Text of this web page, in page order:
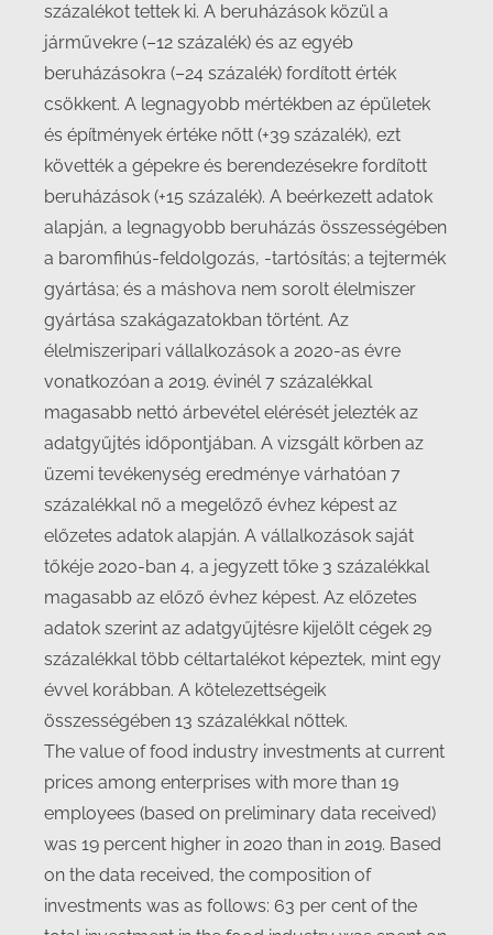
százalékot tettek ki. A beruházások közül a
járművekre (–12 százalék) és az egyéb
beruházásokra (–24 százalék) fordított érték
csökkent. A legnagyobb mértékben az épületek
és építmények értéke nőtt (+39 százalék), ezt
követték a gépekre és berendezésekre fordított
beruházások (+15 százalék). A beérkezett adatok
alapján, a legnagyobb beruházás összességében
a baromfihús-feldolgozás, -tartósítás; a tejtermék
gyártása; és a máshova nem sorolt élelmiszer
gyártása szakágazatokban történt. Az
élelmiszeripari vállalkozások a 2020-as évre
vonatkozóan a 2019. évinél 7 százalékkal
magasabb nettó árbevétel elérését jelezték az
adatgyűjtés időpontjában. A vizsgált körben az
üzemi tevékenység eredménye várhatóan 7
százalékkal nő a megelőző évhez képest az
előzetes adatok alapján. A vállalkozások saját
tőkéje 2020-ban 4, a jegyzett tőke 3 százalékkal
magasabb az előző évhez képest. Az előzetes
adatok szerint az adatgyűjtésre kijelölt cégek 29
százalékkal több céltartalékot képeztek, mint egy
évvel korábban. A kötelezettségeik
összességében 13 százalékkal nőttek.
The value of food industry investments at current
prices among enterprises with more than 19
employees (based on preliminary data received)
was 19 percent higher in 2020 than in 2019. Based
on the data received, the composition of
investments was as follows: 63 per cent of the